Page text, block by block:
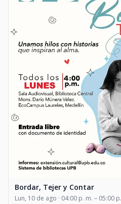
Bordar, Tejer y Contar
Lun, 10 de ago · 04:00 p. m. – 05:00